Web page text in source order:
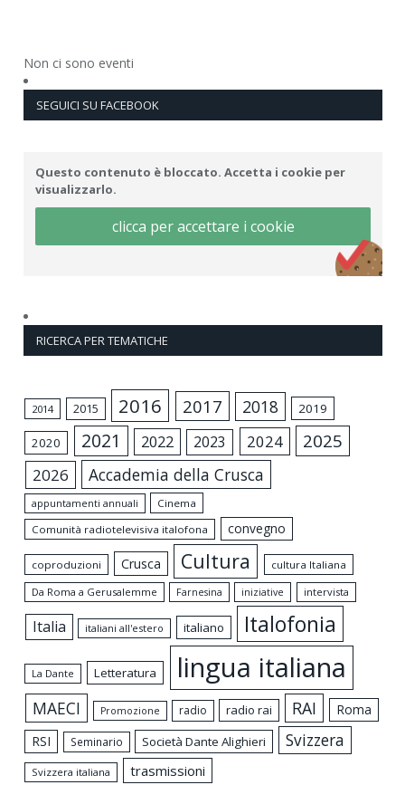
Non ci sono eventi
SEGUICI SU FACEBOOK
Questo contenuto è bloccato. Accetta i cookie per
visualizzarlo.
clicca per accettare i cookie
RICERCA PER TEMATICHE
2014 2015 2016 2017 2018 2019
2020 2021 2022 2023 2024 2025
2026 Accademia della Crusca
appuntamenti annuali
Cinema
Comunità radiotelevisiva italofona
convegno
coproduzioni Crusca Cultura
cultura Italiana
Da Roma a Gerusalemme
Farnesina iniziative intervista
Italia italiani all'estero italiano Italofonia
La Dante Letteratura lingua italiana
MAECI Promozione radio radio rai RAI
Roma
RSI
Seminario Società Dante Alighieri Svizzera
Svizzera italiana trasmissioni